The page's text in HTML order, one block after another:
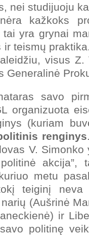
nei studijuoju
kažkoks
yra grynai
ir teismų
visus Z.
Generalinė
savo
organizuota
(kuriam
renginys
V. Simonko
akcija”,
metu
teiginį
(Aušrinė
ir
politinę